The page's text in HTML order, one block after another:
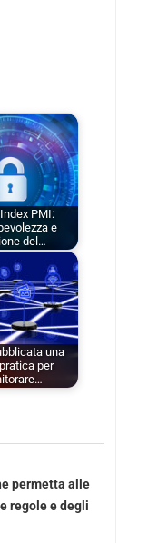
PMI:
e
del…
una
per
permetta alle
regole e degli